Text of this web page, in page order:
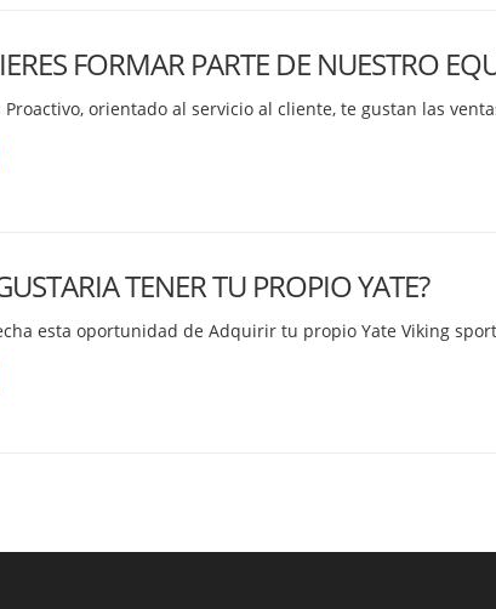
FORMAR PARTE DE NUESTRO
Proactivo, orientado al servicio al cliente, te gustan las
TENER TU PROPIO YATE?
esta oportunidad de Adquirir tu propio Yate Viking